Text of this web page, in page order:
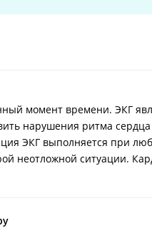
момент времени. ЭКГ
нарушения ритма
ЭКГ выполняется при
неотложной ситуации.